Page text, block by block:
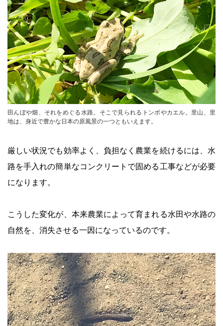
田んぼや畑、それをめぐる水路。そこで見られるトンボやカエル。里山、里
地は、身近で豊かな日本の原風景の一つともいえます。
厳しい状況でも効率よく、負担なく農業を続けるには、水
路を手入れの簡単なコンクリートで固める工事などが必要
になります。
こうした変化が、本来農業によって育まれる水田や水路の
自然を、消失させる一因になっているのです。